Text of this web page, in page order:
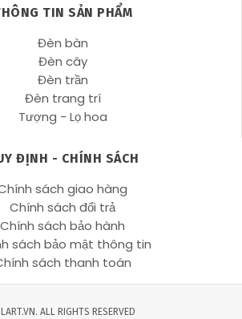
TIN SẢN PHẨM
Đèn bàn
Đèn cây
Đèn trần
Đèn trang trí
Tượng - Lọ hoa
ĐỊNH - CHÍNH SÁCH
sách giao hàng
Chính sách đổi trả
Chính sách bảo hành
sách bảo mật thông tin
sách thanh toán
ALL RIGHTS RESERVED